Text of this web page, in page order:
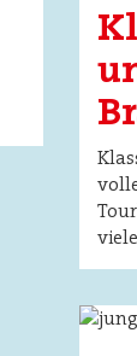
Image